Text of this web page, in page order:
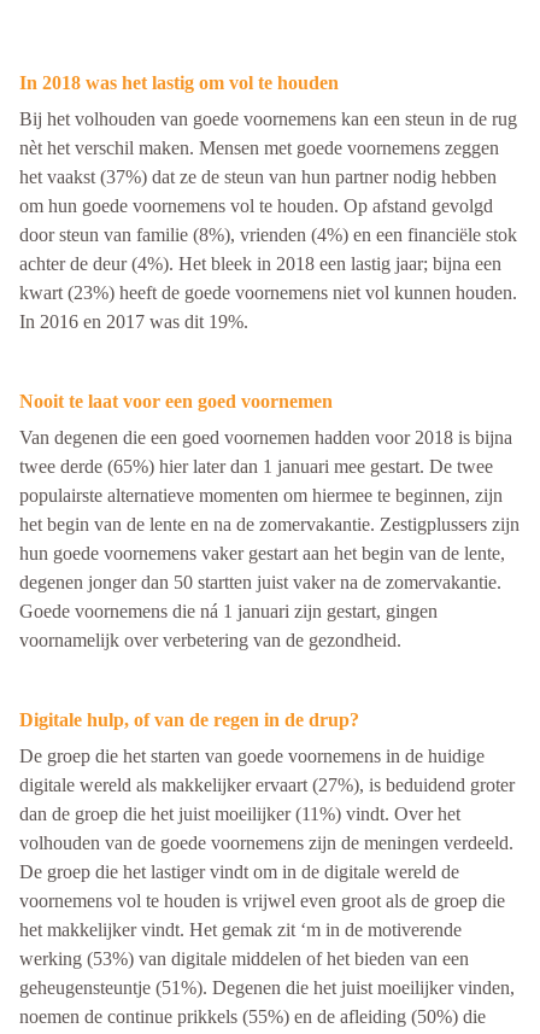
In 2018 was het lastig om vol te houden
Bij het volhouden van goede voornemens kan een steun in de rug
nèt het verschil maken. Mensen met goede voornemens zeggen
het vaakst (37%) dat ze de steun van hun partner nodig hebben
om hun goede voornemens vol te houden. Op afstand gevolgd
door steun van familie (8%), vrienden (4%) en een financiële stok
achter de deur (4%). Het bleek in 2018 een lastig jaar; bijna een
kwart (23%) heeft de goede voornemens niet vol kunnen houden.
In 2016 en 2017 was dit 19%.
Nooit te laat voor een goed voornemen
Van degenen die een goed voornemen hadden voor 2018 is bijna
twee derde (65%) hier later dan 1 januari mee gestart. De twee
populairste alternatieve momenten om hiermee te beginnen, zijn
het begin van de lente en na de zomervakantie. Zestigplussers zijn
hun goede voornemens vaker gestart aan het begin van de lente,
degenen jonger dan 50 startten juist vaker na de zomervakantie.
Goede voornemens die ná 1 januari zijn gestart, gingen
voornamelijk over verbetering van de gezondheid.
Digitale hulp, of van de regen in de drup?
De groep die het starten van goede voornemens in de huidige
digitale wereld als makkelijker ervaart (27%), is beduidend groter
dan de groep die het juist moeilijker (11%) vindt. Over het
volhouden van de goede voornemens zijn de meningen verdeeld.
De groep die het lastiger vindt om in de digitale wereld de
voornemens vol te houden is vrijwel even groot als de groep die
het makkelijker vindt. Het gemak zit ‘m in de motiverende
werking (53%) van digitale middelen of het bieden van een
geheugensteuntje (51%). Degenen die het juist moeilijker vinden,
noemen de continue prikkels (55%) en de afleiding (50%) die